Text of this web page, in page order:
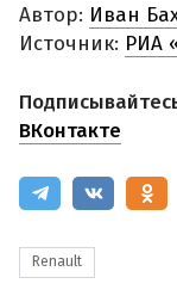
Автор: Иван
Источник: РИА
ВКонтакте
Renault